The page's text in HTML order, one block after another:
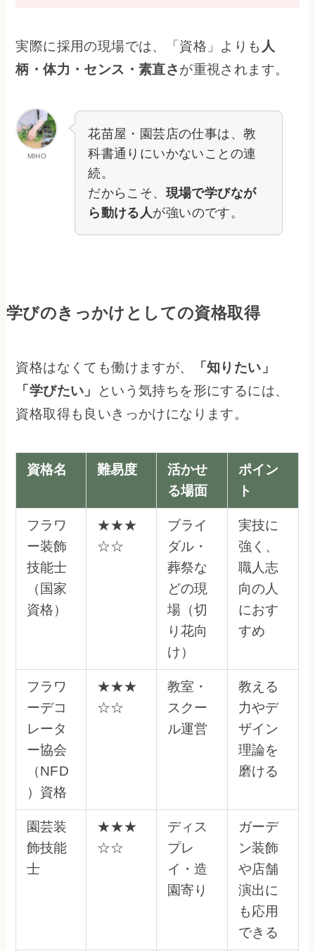
実際に採用の現場では、「資格」よりも 人
柄・体力・センス・素直さが重視されます。
MIHO
花苗屋・園芸店の仕事は、教
科書通りにいかないことの連
続。
だからこそ、 現場で学びなが
ら動ける人 が強いのです。
学びのきっかけとしての資格取得
資格はなくても働けますが、
「知りたい」
「学びたい」
という気持ちを形にするには、
資格取得も良いきっかけになります。
資格名 難易度
活かせ
る場面
ポイン
ト
フラワ
ー装飾
技能士
（国家
資格）
★★★
☆☆
ブライ
ダル・
葬祭な
どの現
場（切
り花向
け）
実技に
強く、
職人志
向の人
におす
すめ
フラワ
ーデコ
レータ
ー協会
（NFD
）資格
★★★
☆☆
教室・
スクー
ル運営
教える
力やデ
ザイン
理論を
磨ける
園芸装
飾技能
士
★★★
☆☆
ディス
プレ
イ・造
園寄り
ガーデ
ン装飾
や店舗
演出に
も応用
できる